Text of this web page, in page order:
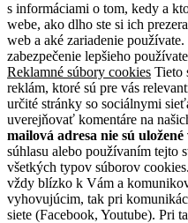
s informáciami o tom, kedy a
webe, ako dlho ste si ich
web a aké zariadenie
zabezpečenie lepšieho
Reklamné súbory cookies Tieto
reklám, ktoré sú pre vás
určité stránky so sociálnymi
uverejňovať komentáre na
mailová adresa nie sú
súhlasu alebo používaním tejto
všetkých typov súborov cookies.
vždy blízko k Vám a
vyhovujúcim, tak pri
siete (Facebook, Youtube). Pri